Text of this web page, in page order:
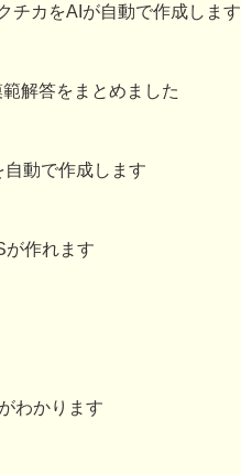
チカをAIが自動で作成します
解答をまとめました
動で作成します
が作れます
わかります